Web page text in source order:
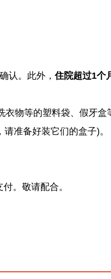
认。此外，住院超过1个
衣物等的塑料袋、假牙盒
准备好装它们的盒子)。
。敬请配合。